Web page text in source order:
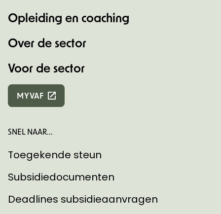
Opleiding en coaching
Over de sector
Voor de sector
MYVAF
SNEL NAAR...
Toegekende steun
Subsidiedocumenten
Deadlines subsidieaanvragen